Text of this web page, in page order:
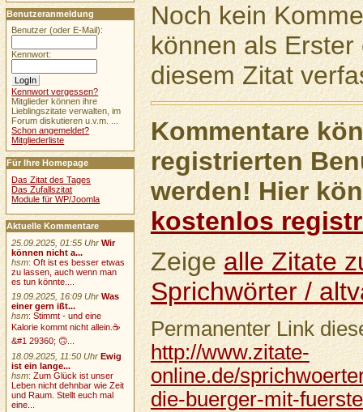
Noch kein
können als
diesem Zitat
Kommentare
registrierten
werden! Hier
kostenlos
Zeigealle Zitate
Sprichwörter /
Permanenter Link
http://www.zitate-
online.de/
die-buerger-mit-
Benutzeranmeldung
Benutzer (oder E-Mail):
Kennwort:
Kennwort vergessen?
Mitglieder können ihre
Lieblingszitate verwalten, im
Forum diskutieren u.v.m. ...
Schon angemeldet?
Mitgliederliste
Für Ihre Homepage
Das Zitat des Tages
Das Zufallszitat
Module für WP/Joomla
Aktuelle Kommentare
25.09.2025, 01:55 Uhr Wir
können nicht a...
hsm:Oft ist es besser etwas
zu lassen, auch wenn man
es tun könnte....
19.09.2025, 16:09 Uhr Was
einer gern ißt...
hsm:Stimmt - und eine
Kalorie kommt nicht allein.☕
&#1 29360; 🙃...
18.09.2025, 11:50 Uhr Ewig
ist ein lange...
hsm:Zum Glück ist unser
Leben nicht dehnbar wie Zeit
und Raum. Stellt euch mal
eine...